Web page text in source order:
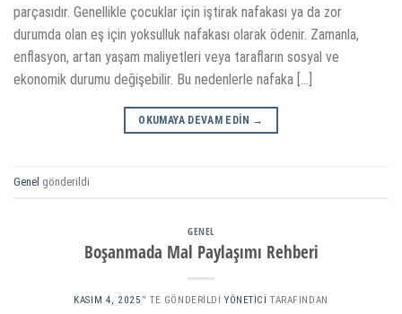
parçasıdır. Genellikle çocuklar için iştirak nafakası ya da zor
durumda olan eş için yoksulluk nafakası olarak ödenir. Zamanla,
enflasyon, artan yaşam maliyetleri veya tarafların sosyal ve
ekonomik durumu değişebilir. Bu nedenlerle nafaka […]
OKUMAYA DEVAM EDIN →
Genel gönderildi
GENEL
Boşanmada Mal Paylaşımı Rehberi
KASIM 4, 2025 ’' TE GÖNDERILDI YÖNETICI TARAFINDAN